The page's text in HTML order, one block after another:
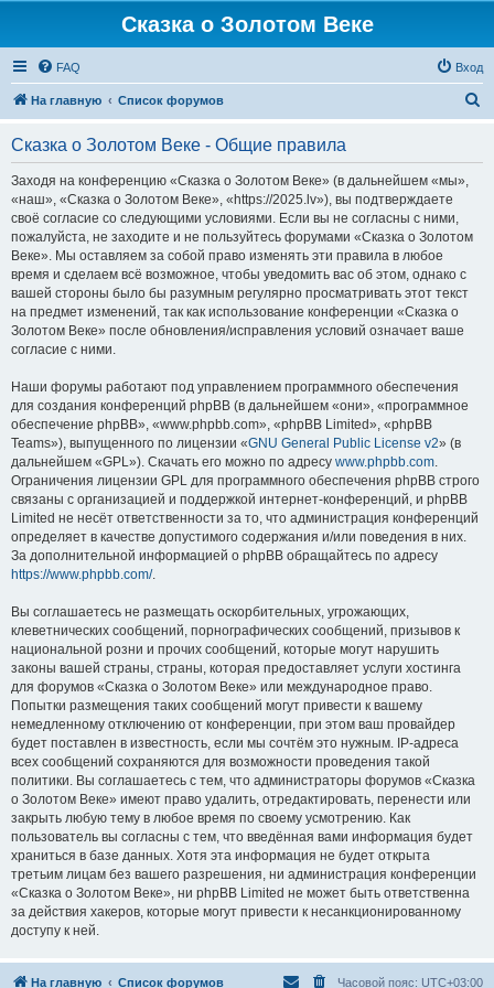
Сказка о Золотом Веке
FAQ Вход
На главную Список форумов
Сказка о Золотом Веке - Общие правила
Заходя на конференцию «Сказка о Золотом Веке» (в дальнейшем «мы»,
«наш», «Сказка о Золотом Веке», «https://2025.lv»), вы подтверждаете
своё согласие со следующими условиями. Если вы не согласны с ними,
пожалуйста, не заходите и не пользуйтесь форумами «Сказка о Золотом
Веке». Мы оставляем за собой право изменять эти правила в любое
время и сделаем всё возможное, чтобы уведомить вас об этом, однако с
вашей стороны было бы разумным регулярно просматривать этот текст
на предмет изменений, так как использование конференции «Сказка о
Золотом Веке» после обновления/исправления условий означает ваше
согласие с ними.
Наши форумы работают под управлением программного обеспечения
для создания конференций phpBB (в дальнейшем «они», «программное
обеспечение phpBB», «www.phpbb.com», «phpBB Limited», «phpBB
Teams»), выпущенного по лицензии «GNU General Public License v2» (в
дальнейшем «GPL»). Скачать его можно по адресу www.phpbb.com.
Ограничения лицензии GPL для программного обеспечения phpBB строго
связаны с организацией и поддержкой интернет-конференций, и phpBB
Limited не несёт ответственности за то, что администрация конференций
определяет в качестве допустимого содержания и/или поведения в них.
За дополнительной информацией о phpBB обращайтесь по адресу
https://www.phpbb.com/.
Вы соглашаетесь не размещать оскорбительных, угрожающих,
клеветнических сообщений, порнографических сообщений, призывов к
национальной розни и прочих сообщений, которые могут нарушить
законы вашей страны, страны, которая предоставляет услуги хостинга
для форумов «Сказка о Золотом Веке» или международное право.
Попытки размещения таких сообщений могут привести к вашему
немедленному отключению от конференции, при этом ваш провайдер
будет поставлен в известность, если мы сочтём это нужным. IP-адреса
всех сообщений сохраняются для возможности проведения такой
политики. Вы соглашаетесь с тем, что администраторы форумов «Сказка
о Золотом Веке» имеют право удалить, отредактировать, перенести или
закрыть любую тему в любое время по своему усмотрению. Как
пользователь вы согласны с тем, что введённая вами информация будет
храниться в базе данных. Хотя эта информация не будет открыта
третьим лицам без вашего разрешения, ни администрация конференции
«Сказка о Золотом Веке», ни phpBB Limited не может быть ответственна
за действия хакеров, которые могут привести к несанкционированному
доступу к ней.
На главную Список форумов Часовой пояс: UTC+03:00